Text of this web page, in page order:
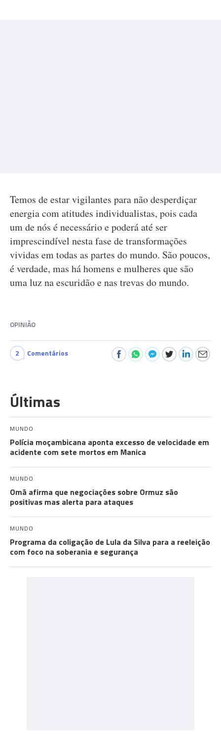
Temos de estar vigilantes para não desperdiçar
energia com atitudes individualistas, pois cada
um de nós é necessário e poderá até ser
imprescindível nesta fase de transformações
vividas em todas as partes do mundo. São poucos,
é verdade, mas há homens e mulheres que são
uma luz na escuridão e nas trevas do mundo.
OPINIÃO
2 Comentários
Últimas
MUNDO
Polícia moçambicana aponta excesso de velocidade em
acidente com sete mortos em Manica
MUNDO
Omã afirma que negociações sobre Ormuz são
positivas mas alerta para ataques
MUNDO
Programa da coligação de Lula da Silva para a reeleição
com foco na soberania e segurança